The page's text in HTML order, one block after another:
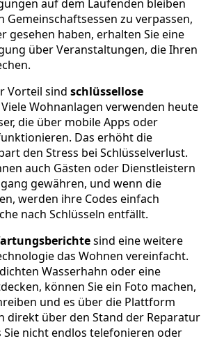
auf dem Laufenden bleiben
Gemeinschaftsessen zu verpassen,
gesehen haben, erhalten Sie eine
über Veranstaltungen, die Ihren
Vorteil sind schlüssellose
Viele Wohnanlagen verwenden heute
die über mobile Apps oder
Das erhöht die
den Stress bei Schlüsselverlust.
auch Gästen oder Dienstleistern
gewähren, und wenn die
werden ihre Codes einfach
nach Schlüsseln entfällt.
sind eine weitere
das Wohnen vereinfacht.
Wasserhahn oder eine
können Sie ein Foto machen,
und es über die Plattform
direkt über den Stand der Reparatur
nicht endlos telefonieren oder